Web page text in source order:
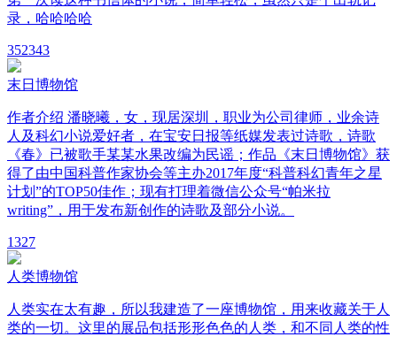
录，哈哈哈哈
352343
末日博物馆
作者介绍 潘晓曦，女，现居深圳，职业为公司律师，业余诗
人及科幻小说爱好者，在宝安日报等纸媒发表过诗歌，诗歌
《春》已被歌手某某水果改编为民谣；作品《末日博物馆》获
得了由中国科普作家协会等主办2017年度“科普科幻青年之星
计划”的TOP50佳作；现有打理着微信公众号“帕米拉
writing”，用于发布新创作的诗歌及部分小说。
1327
人类博物馆
人类实在太有趣，所以我建造了一座博物馆，用来收藏关于人
类的一切。这里的展品包括形形色色的人类，和不同人类的性